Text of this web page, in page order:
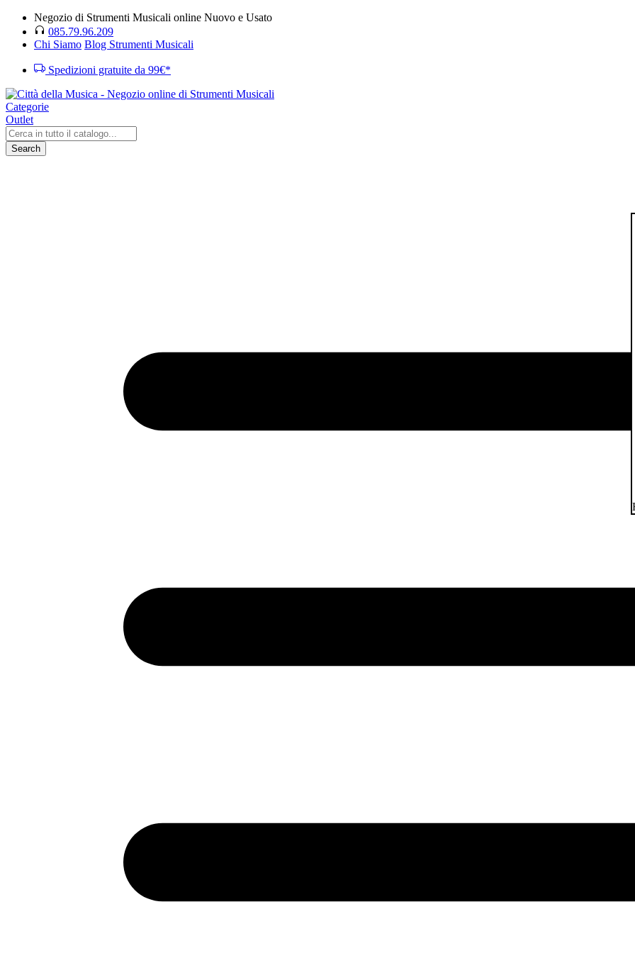
Negozio di Strumenti Musicali online Nuovo e Usato
085.79.96.209
Chi Siamo Blog Strumenti Musicali
Spedizioni gratuite da 99€*
Categorie
Outlet
Search